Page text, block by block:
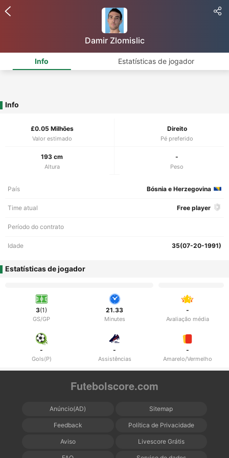
Damir Zlomislic
Info Estatísticas de jogador
Info
£0.05 Milhões
Valor estimado
Direito
Pé preferido
193 cm
Altura
-
Peso
País Bósnia e Herzegovina
Time atual Free player
Período do contrato
Idade 35(07-20-1991)
Estatísticas de jogador
3(1)
GS/GP
21.33
Minutes
-
Avaliação média
-
Gols(P)
-
Assistências
-
Amarelo/Vermelho
Futebolscore.com
Anúncio(AD) Sitemap
Feedback Política de Privacidade
Aviso Livescore Grátis